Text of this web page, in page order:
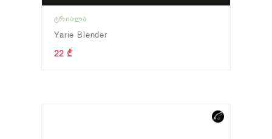
ᲢᲠᲘᲐᲚᲐ
Yarie Blender
22 ₾